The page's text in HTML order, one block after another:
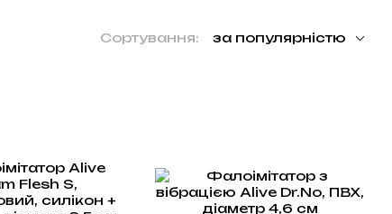
Сортування: за популярністю